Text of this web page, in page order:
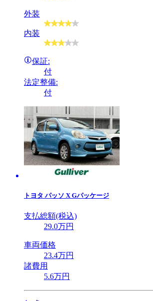
外装
内装
保証:
付
法定整備:
付
トヨタ パッソ X Gパッケージ
支払総額(税込)
29.0万円
車両価格
23.4万円
諸費用
5.6万円